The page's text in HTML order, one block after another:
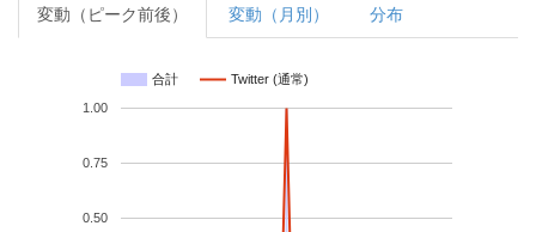
変動（ピーク前後） 変動（月別） 分布
合計 Twitter (通常)
0.50
0.75
1.00